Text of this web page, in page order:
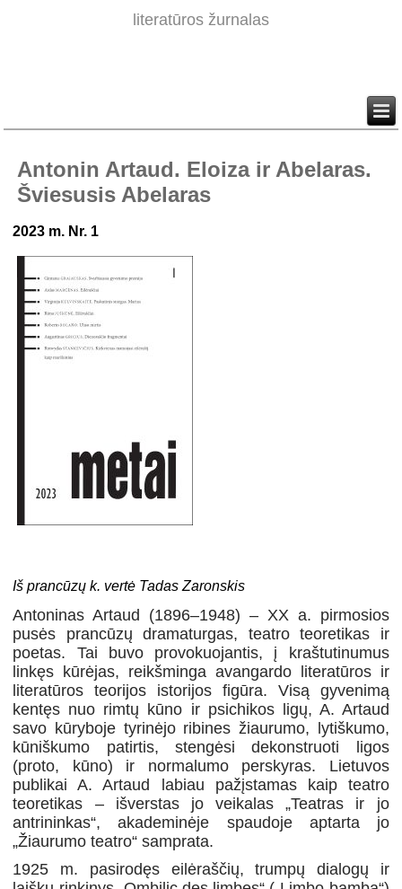
literatūros žurnalas
Antonin Artaud. Eloiza ir Abelaras.
Šviesusis Abelaras
2023 m. Nr. 1
Iš prancūzų k. vertė Tadas Zaronskis
Antoninas Artaud (1896–1948) – XX a. pirmosios
pusės prancūzų dramaturgas, teatro teoretikas ir
poetas. Tai buvo provokuojantis, į kraštutinumus
linkęs kūrėjas, reikšminga avangardo literatūros ir
literatūros teorijos istorijos figūra. Visą gyvenimą
kentęs nuo rimtų kūno ir psichikos ligų, A. Artaud
savo kūryboje tyrinėjo ribines žiaurumo, lytiškumo,
kūniškumo patirtis, stengėsi dekonstruoti ligos
(proto, kūno) ir normalumo perskyras. Lietuvos
publikai A. Artaud labiau pažįstamas kaip teatro
teoretikas – išverstas jo veikalas „Teatras ir jo
antrininkas“, akademinėje spaudoje aptarta jo
„Žiaurumo teatro“ samprata.
1925 m. pasirodęs eilėraščių, trumpų dialogų ir